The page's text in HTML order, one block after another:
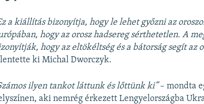
a kiállítás bizonyítja, hogy le lehet győzni az
hogy az orosz hadsereg sérthetetlen. A
hogy az eltökéltség és a bátorság segít az
ki Michal Dworczyk.
ilyen tankot láttunk és lőttünk ki”– mondta
aki nemrég érkezett Lengyelországba